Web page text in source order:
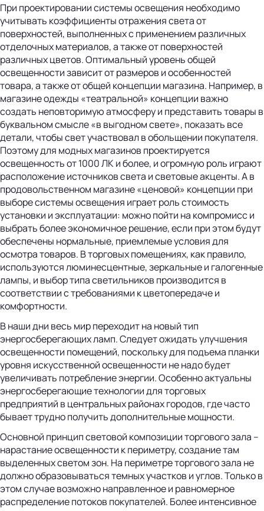
При проектировании системы освещения необходимо
учитывать коэффициенты отражения света от
поверхностей, выполненных с применением различных
отделочных материалов, а также от поверхностей
различных цветов. Оптимальный уровень общей
освещенности зависит от размеров и особенностей
товара, а также от общей концепции магазина. Например, в
магазине одежды «театральной» концепции важно
создать неповторимую атмосферу и представить товары в
буквальном смысле «в выгодном свете», показать все
детали, чтобы свет участвовал в обольщении покупателя.
Поэтому для модных магазинов проектируется
освещенность от 1000 ЛК и более, и огромную роль играют
расположение источников света и световые акценты. А в
продовольственном магазине «ценовой» концепции при
выборе системы освещения играет роль стоимость
установки и эксплуатации: можно пойти на компромисс и
выбрать более экономичное решение, если при этом будут
обеспечены нормальные, приемлемые условия для
осмотра товаров. В торговых помещениях, как правило,
используются люминесцентные, зеркальные и галогенные
лампы, и выбор типа светильников производится в
соответствии с требованиями к цветопередаче и
комфортности.
В наши дни весь мир переходит на новый тип
энергосберегающих ламп. Следует ожидать улучшения
освещенности помещений, поскольку для подъема планки
уровня искусственной освещенности не надо будет
увеличивать потребление энергии. Особенно актуальны
энергосберегающие технологии для торговых
предприятий в центральных районах городов, где часто
бывает трудно получить дополнительные мощности.
Основной принцип световой композиции торгового зала –
нарастание освещенности к периметру, создание там
выделенных светом зон. На периметре торгового зала не
должно образовываться темных участков и углов. Только в
этом случае возможно направленное и равномерное
распределение потоков покупателей. Более интенсивное